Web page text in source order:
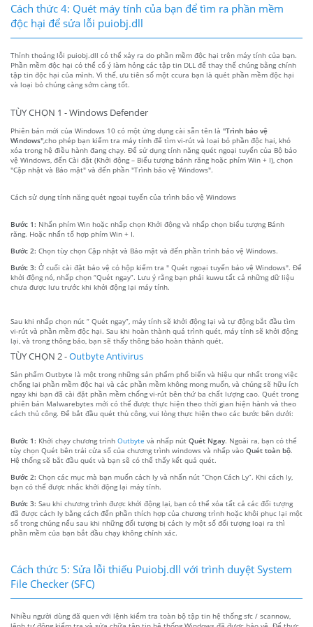
Cách thức 4: Quét máy tính của bạn để tìm ra phần mềm
độc hại để sửa lỗi puiobj.dll
Thỉnh thoảng lỗi puiobj.dll có thể xảy ra do phần mềm độc hại trên máy tính của bạn.
Phần mềm độc hại có thể cố ý làm hỏng các tập tin DLL để thay thế chúng bằng chính
tập tin độc hại của mình. Vì thế, ưu tiên số một ccura bạn là quét phần mềm độc hại
và loại bỏ chúng càng sớm càng tốt.
TÙY CHỌN 1 - Windows Defender
Phiên bản mới của Windows 10 có một ứng dụng cài sẵn tên là "Trình bảo vệ
Windows",cho phép bạn kiểm tra máy tính để tìm vi-rút và loại bỏ phần độc hại, khó
xóa trong hệ điều hành đang chạy. Để sử dụng tính năng quét ngoại tuyến của Bộ bảo
vệ Windows, đến Cài đặt (Khởi động – Biểu tượng bánh răng hoặc phím Win + I), chọn
"Cập nhật và Bảo mật" và đến phần "Trình bảo vệ Windows".
Cách sử dụng tính năng quét ngoại tuyến của trình bảo vệ Windows
Bước 1: Nhấn phím Win hoặc nhấp chọn Khởi động và nhấp chọn biểu tượng Bánh
răng. Hoặc nhấn tổ hợp phím Win + I.
Bước 2: Chọn tùy chọn Cập nhật và Bảo mật và đến phần trình bảo vệ Windows.
Bước 3: Ở cuối cài đặt bảo vệ có hộp kiểm tra " Quét ngoại tuyến bảo vệ Windows". Để
khởi động nó, nhấp chọn “Quét ngay”. Lưu ý rằng bạn phải kuwu tất cả những dữ liệu
chưa được lưu trước khi khởi động lại máy tính.
Sau khi nhấp chọn nút “ Quét ngay”, máy tính sẽ khởi động lại và tự động bắt đầu tìm
vi-rút và phần mềm độc hại. Sau khi hoàn thành quá trình quét, máy tính sẽ khởi động
lại, và trong thông báo, bạn sẽ thấy thông báo hoàn thành quét.
TÙY CHỌN 2 -Outbyte Antivirus
Sản phẩm Outbyte là một trong những sản phẩm phổ biến và hiệu qur nhất trong việc
chống lại phần mềm độc hại và các phần mềm không mong muốn, và chúng sẽ hữu ích
ngay khi bạn đã cài đặt phần mềm chống vi-rút bên thứ ba chất lượng cao. Quét trong
phiên bản Malwarebytes mới có thể được thực hiện theo thời gian hiện hành và theo
cách thủ công. Để bắt đầu quét thủ công, vui lòng thực hiện theo các bước bên dưới:
Bước 1: Khởi chạy chương trình Outbyte và nhấp nút Quét Ngay. Ngoài ra, bạn có thể
tùy chọn Quét bên trái cửa sổ của chương trình windows và nhấp vào Quét toàn bộ.
Hệ thống sẽ bắt đầu quét và bạn sẽ có thể thấy kết quả quét.
Bước 2: Chọn các mục mà bạn muốn cách ly và nhấn nút “Chọn Cách Ly”. Khi cách ly,
bạn có thể được nhắc khởi động lại máy tính.
Bước 3: Sau khi chương trình được khởi động lại, bạn có thể xóa tất cả các đối tượng
đã được cách ly bằng cách đến phần thích hợp của chương trình hoặc khôi phục lại một
số trong chúng nếu sau khi những đối tượng bị cách ly một số đối tượng loại ra thì
phần mềm của bạn bắt đầu chạy không chính xác.
Cách thức 5: Sửa lỗi thiếu Puiobj.dll với trình duyệt System
File Checker (SFC)
Nhiều người dùng đã quen với lệnh kiểm tra toàn bộ tập tin hệ thống sfc / scannow,